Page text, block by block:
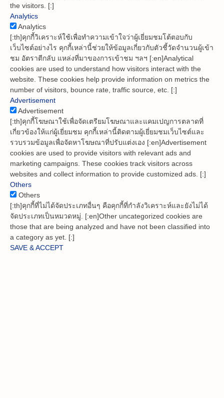
the visitors. [:]
Analytics
Analytics
[:th]คุกกี้วิเคราะห์ใช้เพื่อทำความเข้าใจว่าผู้เยี่ยมชมโต้ตอบกับ
เว็บไซต์อย่างไร คุกกี้เหล่านี้ช่วยให้ข้อมูลเกี่ยวกับตัวชี้วัดจำนวนผู้เข้า
ชม อัตราตีกลับ แหล่งที่มาของการเข้าชม ฯลฯ [:en]Analytical
cookies are used to understand how visitors interact with the
website. These cookies help provide information on metrics the
number of visitors, bounce rate, traffic source, etc. [:]
Advertisement
Advertisement
[:th]คุกกี้โฆษณาใช้เพื่อจัดเตรียมโฆษณาและแคมเปญการตลาดที่
เกี่ยวข้องให้แก่ผู้เยี่ยมชม คุกกี้เหล่านี้ติดตามผู้เยี่ยมชมเว็บไซต์และ
รวบรวมข้อมูลเพื่อจัดหาโฆษณาที่ปรับแต่งเอง [:en]Advertisement
cookies are used to provide visitors with relevant ads and
marketing campaigns. These cookies track visitors across
websites and collect information to provide customized ads. [:]
Others
Others
[:th]คุกกี้ที่ไม่ได้จัดประเภทอื่นๆ คือคุกกี้ที่กำลังวิเคราะห์และยังไม่ได้
จัดประเภทเป็นหมวดหมู่. [:en]Other uncategorized cookies are
those that are being analyzed and have not been classified into
a category as yet. [:]
SAVE & ACCEPT